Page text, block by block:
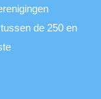
de 250 en